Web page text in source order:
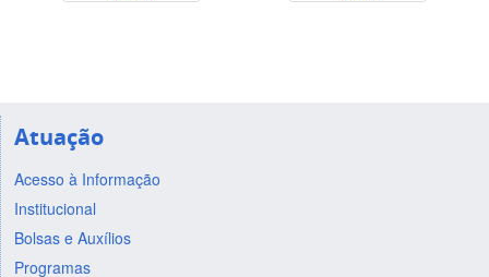
Atuação
Acesso à Informação
Institucional
Bolsas e Auxílios
Programas